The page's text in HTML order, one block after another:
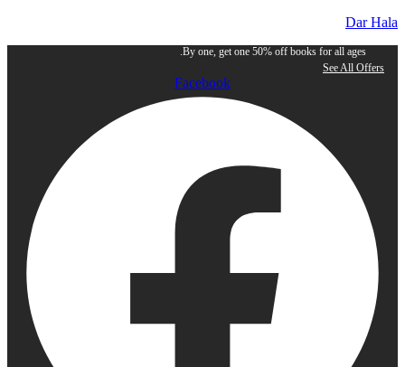
Dar Hala
By one, get one 50% off books for all ages.
See All Offers
Facebook